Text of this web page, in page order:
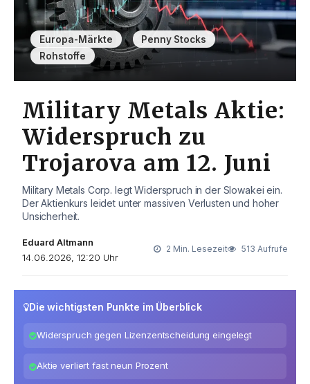
Europa-Märkte , Penny Stocks ,
Rohstoffe
Military Metals Aktie:
Widerspruch zu
Trojarova am 12. Juni
Military Metals Corp. legt Widerspruch in der Slowakei ein.
Der Aktienkurs leidet unter massiven Verlusten und hoher
Unsicherheit.
Eduard Altmann
14.06.2026, 12:20 Uhr
2 Min. Lesezeit 513 Aufrufe
Die wichtigsten Punkte im Überblick
Widerspruch gegen Lizenzentscheidung eingelegt
Aktie verliert fast neun Prozent